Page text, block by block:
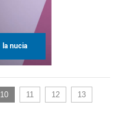
la nucia
10 11 12
13